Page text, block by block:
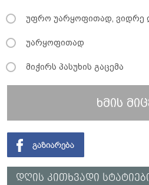
უფრო უარყოფითად, ვიდრე
უარყოფითად
მიჭირს პასუხის გაცემა
ხმის
დღის კითხვადი